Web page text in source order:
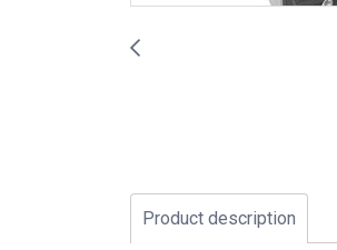
Product description